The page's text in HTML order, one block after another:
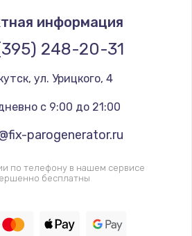
Заказать
Заказать
фреоном
2150 руб.
термодатчика
информация
248-20-31
, ул. Урицкого, 4
с 9:00 до 21:00
parogenerator.ru
по телефону в нашем сервисе
бесплатны